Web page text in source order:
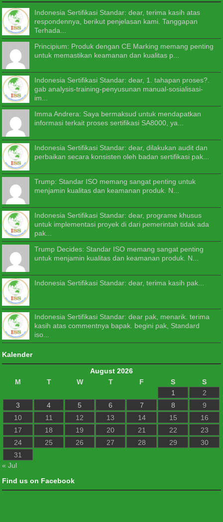
Indonesia Sertifikasi Standar: dear, terima kasih atas
respondennya, berikut penjelasan kami. Tanggapan
Terhada...
Principium: Produk dengan CE Marking memang penting
untuk memastikan keamanan dan kualitas p...
Indonesia Sertifikasi Standar: dear, 1. tahapan proses?.
gab analysis-training-penyusunan manual-sosialisasi-
im...
Imma Andrera: Saya bermaksud untuk mendapatkan
informasi terkait proses sertifikasi SA8000, ya...
Indonesia Sertifikasi Standar: dear, dilakukan audit dan
perbaikan secara konsisten oleh badan sertifikasi pak...
Trump: Standar ISO memang sangat penting untuk
menjamin kualitas dan keamanan produk. N...
Indonesia Sertifikasi Standar: dear, programe khusus
untuk implementasi proyek di dari pemerintah tidak ada
pak...
Trump Decides: Standar ISO memang sangat penting
untuk menjamin kualitas dan keamanan produk. N...
Indonesia Sertifikasi Standar: dear, terima kasih pak...
Indonesia Sertifikasi Standar: dear pak, menarik. terima
kasih atas commentnya bapak. begini pak, Standard
iso...
Kalender
August 2026
M
T W T F S
S
1
2
3
4 5 6 7 8
9
10
11 12 13 14 15
16
17
18 19 20 21 22
23
24
25 26 27 28 29
30
31
« Jul
Find us on Facebook